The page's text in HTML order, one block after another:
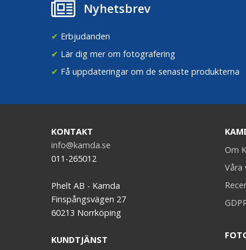
Nyhetsbrev
✔ Erbjudanden
✔ Lär dig mer om fotografering
✔ Få uppdateringar om de senaste produkterna
KONTAKT
info@kamda.se
011-265012
Phelt AB - Kamda
Finspångsvägen 27
60213 Norrköping
KUNDTJÄNST
Om
Våra